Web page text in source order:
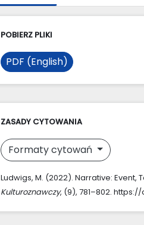
POBIERZ PLIKI
PDF (English)
ZASADY CYTOWANIA
Formaty cytowań
Ludwigs, M. (2022). Narrative: Event,
Kulturoznawczy, (9), 781–802.